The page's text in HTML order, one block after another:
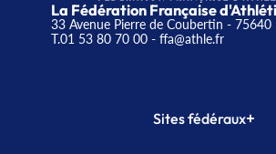
La Fédération Française
33 Avenue Pierre de Coubertin - 75640
T.01 53 80 70 00- ffa@athle.fr
Sites fédéraux+